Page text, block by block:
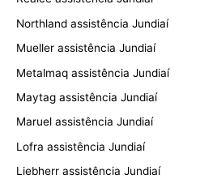
Northland assistência Jundiaí
Mueller assistência Jundiaí
Metalmaq assistência Jundiaí
Maytag assistência Jundiaí
Maruel assistência Jundiaí
Lofra assistência Jundiaí
Liebherr assistência Jundiaí